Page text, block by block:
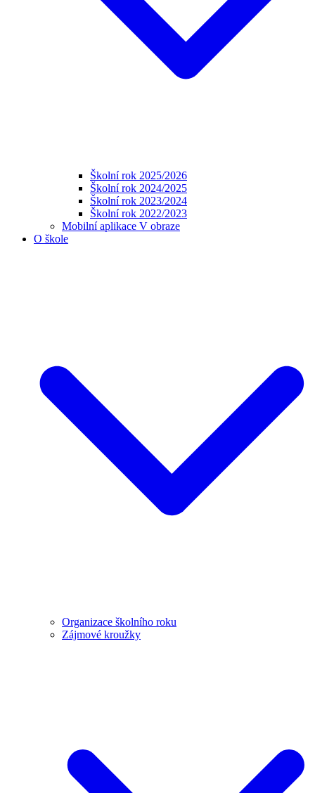
Školní rok 2025/2026
Školní rok 2024/2025
Školní rok 2023/2024
Školní rok 2022/2023
Mobilní aplikace V obraze
O škole
Organizace školního roku
Zájmové kroužky